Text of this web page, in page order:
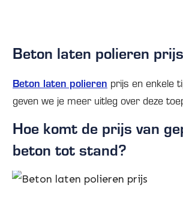
Beton laten polieren prijs
Beton laten polieren prijs en enkele
geven we je meer uitleg over deze
Hoe komt de prijs van
beton tot stand?